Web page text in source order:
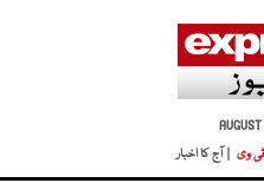
ٹی وی | آج کا اخبار